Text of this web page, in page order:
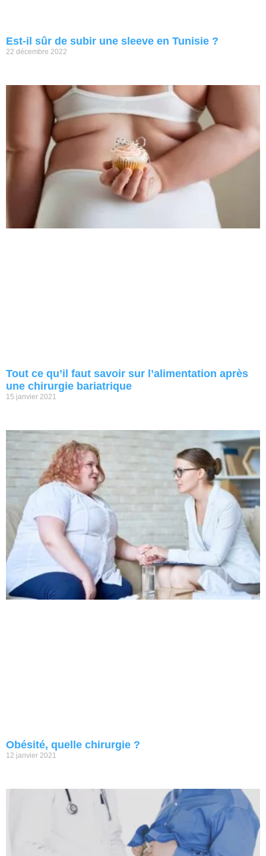
Est-il sûr de subir une sleeve en Tunisie ?
22 décembre 2022
Tout ce qu’il faut savoir sur l’alimentation après
une chirurgie bariatrique
15 janvier 2021
Obésité, quelle chirurgie ?
12 janvier 2021